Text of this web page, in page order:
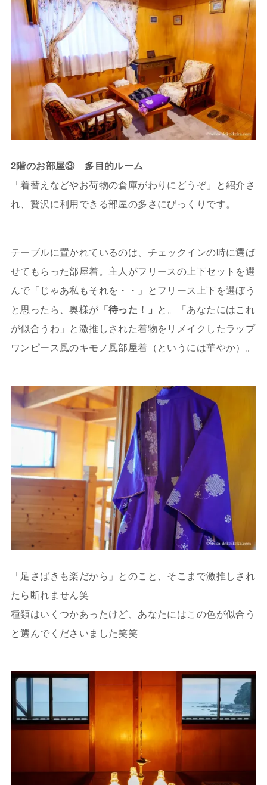
2階のお部屋③ 多目的ルーム
「着替えなどやお荷物の倉庫がわりにどうぞ」と紹介さ
れ、贅沢に利用できる部屋の多さにびっくりです。
テーブルに置かれているのは、チェックインの時に選ば
せてもらった部屋着。主人がフリースの上下セットを選
んで「じゃあ私もそれを・・」とフリース上下を選ぼう
と思ったら、奥様が 「待った！」 と。「あなたにはこれ
が似合うわ」と激推しされた着物をリメイクしたラップ
ワンピース風のキモノ風部屋着（というには華やか）。
「足さばきも楽だから」とのこと、そこまで激推しされ
たら断れません笑
種類はいくつかあったけど、あなたにはこの色が似合う
と選んでくださいました笑笑